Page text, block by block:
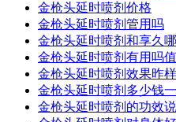
金枪头延时喷剂价格
金枪头延时喷剂管用吗
金枪头延时喷剂和享久
金枪头延时喷剂有用吗
金枪头延时喷剂效果昨样
金枪头延时喷剂多少钱
金枪头延时喷剂的功效